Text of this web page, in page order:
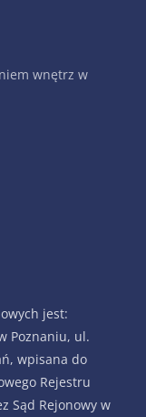
wnętrz w
jest:
Poznaniu, ul.
wpisana do
Rejestru
Sąd Rejonowy w